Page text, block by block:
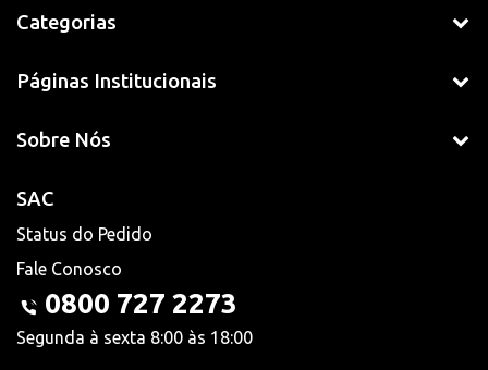
Categorias
Páginas Institucionais
Sobre Nós
SAC
Status do Pedido
Fale Conosco
0800 727 2273
Segunda à sexta 8:00 às 18:00